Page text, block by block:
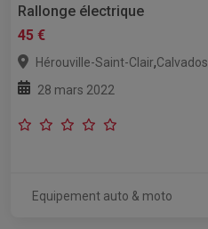
Rallonge électrique
45 €
Hérouville-Saint-Clair,Calvados
28 mars 2022
Equipement auto & moto